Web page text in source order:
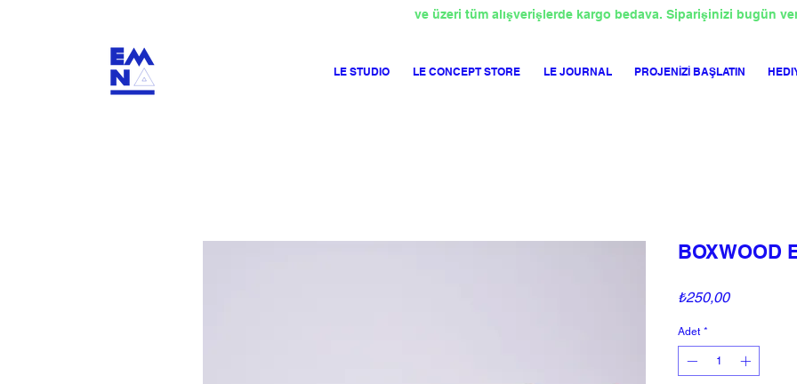
LE STUDIO LE CONCEPT STORE LE JOURNAL PROJENİZİ BAŞLATIN
ve üzeri tüm alışverişlerde kargo bedava. Siparişinizi bugün
BOXWOOD
₺250,00Fiyat
Adet *